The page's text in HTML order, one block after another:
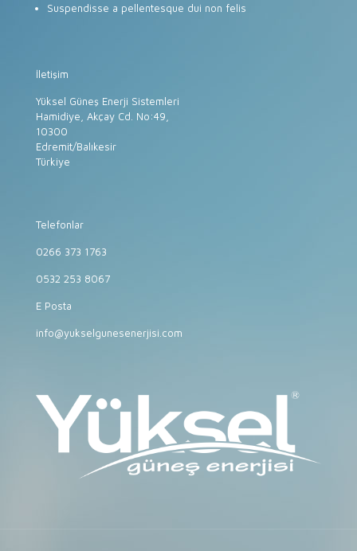
Suspendisse a pellentesque dui non felis
İletişim
Yüksel Güneş Enerji Sistemleri
Hamidiye, Akçay Cd. No:49,
10300
Edremit/Balıkesir
Türkiye
Telefonlar
0266 373 1763
0532 253 8067
E Posta
info@yukselgunesenerjisi.com